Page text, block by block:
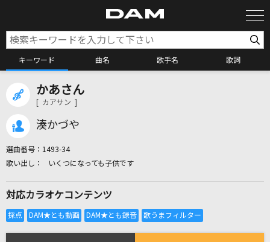
キーワード 曲名 歌手名 歌詞
全国りれき
かあさん
[ カアサン ]
湊かづや
選曲番号： 1493-34
いくつになっても子供です
対応カラオケコンテンツ